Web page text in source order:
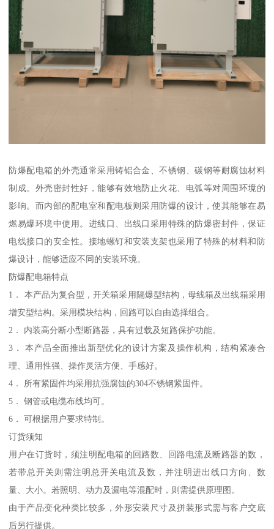
防爆配电箱的外壳通常采用铸铝合金、不锈钢、碳钢等耐腐蚀材料
制成。外壳密封性好，能够有效地防止火花、电弧等对周围环境的
影响。而内部的配电室和配电板则采用防爆的设计，使其能够在易
燃易爆环境中使用。进线口、出线口采用特殊的防爆密封件，保证
电线接口的安全性。接地螺钉和安装支架也采用了特殊的材料和防
爆设计，能够适应不同的安装环境。
防爆配电箱特点
1． 本产品为复合型，开关箱采用隔爆型结构，母线箱及出线箱采用
增安型结构。采用模块结构，回路可以自由选择组合。
2． 内装高分断小型断路器，具有过载及短路保护功能。
3． 本产品全面推出新型优化的设计方案及操作机构，结构紧凑合
理、通用性强、操作灵活方便、手感好。
4． 所有紧固件均采用抗强腐蚀的304不锈钢紧固件。
5． 钢管或电缆布线均可。
6． 可根据用户要求特制。
订货须知
用户在订货时，须注明配电箱的回路数、回路电流及断路器的数，
若带总开关则需注明总开关电流及数，并注明进出线口方向、数
量、大小。若照明、动力及漏电等混配时，则需提供原理图。
由于产品变化种类比较多，外形安装尺寸及拼装形式需与客户交底
后另行提供。